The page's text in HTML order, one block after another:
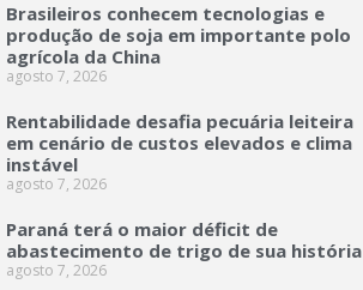
Brasileiros conhecem tecnologias e
produção de soja em importante polo
agrícola da China
agosto 7, 2026
Rentabilidade desafia pecuária leiteira
em cenário de custos elevados e clima
instável
agosto 7, 2026
Paraná terá o maior déficit de
abastecimento de trigo de sua história
agosto 7, 2026